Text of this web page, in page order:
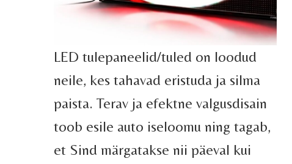
LED tulepaneelid/tuled on loodud
neile, kes tahavad eristuda ja silma
paista. Terav ja efektne valgusdisain
toob esile auto iseloomu ning tagab,
et Sind märgatakse nii päeval kui